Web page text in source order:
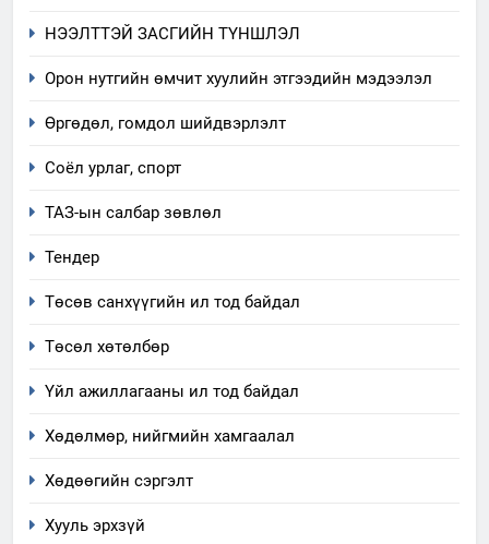
НЭЭЛТТЭЙ ЗАСГИЙН ТҮНШЛЭЛ
Орон нутгийн өмчит хуулийн этгээдийн мэдээлэл
Өргөдөл, гомдол шийдвэрлэлт
Соёл урлаг, спорт
ТАЗ-ын салбар зөвлөл
Тендер
Төсөв санхүүгийн ил тод байдал
Төсөл хөтөлбөр
Үйл ажиллагааны ил тод байдал
Хөдөлмөр, нийгмийн хамгаалал
Хөдөөгийн сэргэлт
Хууль эрхзүй